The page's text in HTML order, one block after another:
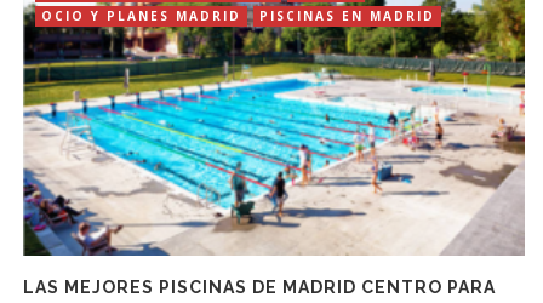
OCIO Y PLANES MADRID
PISCINAS EN MADRID
LAS MEJORES PISCINAS DE MADRID CENTRO PARA